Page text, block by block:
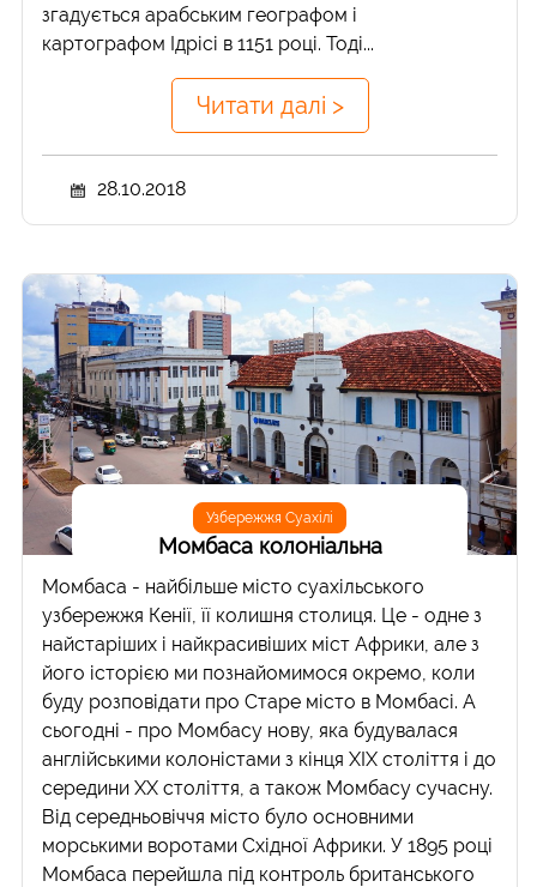
згадується арабським географом і
картографом Ідрісі в 1151 році. Тоді...
Читати далі >
28.10.2018
Узбережжя Суахілі
Момбаса колоніальна
Момбаса - найбільше місто суахільського
узбережжя Кенії, її колишня столиця. Це - одне з
найстаріших і найкрасивіших міст Африки, але з
його історією ми познайомимося окремо, коли
буду розповідати про Старе місто в Момбасі. А
сьогодні - про Момбасу нову, яка будувалася
англійськими колоністами з кінця ХІХ століття і до
середини ХХ століття, а також Момбасу сучасну.
Від середньовіччя місто було основними
морськими воротами Східної Африки. У 1895 році
Момбаса перейшла під контроль британського